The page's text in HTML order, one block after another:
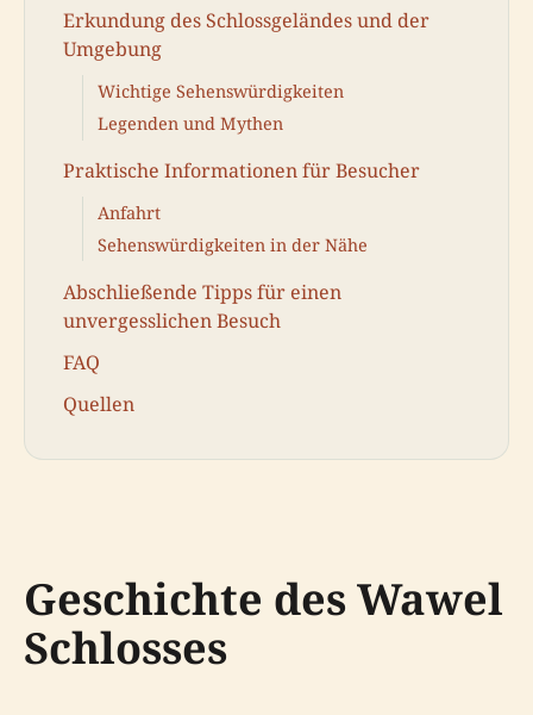
Erkundung des Schlossgeländes und der
Umgebung
Wichtige Sehenswürdigkeiten
Legenden und Mythen
Praktische Informationen für Besucher
Anfahrt
Sehenswürdigkeiten in der Nähe
Abschließende Tipps für einen
unvergesslichen Besuch
FAQ
Quellen
Geschichte des Wawel
Schlosses